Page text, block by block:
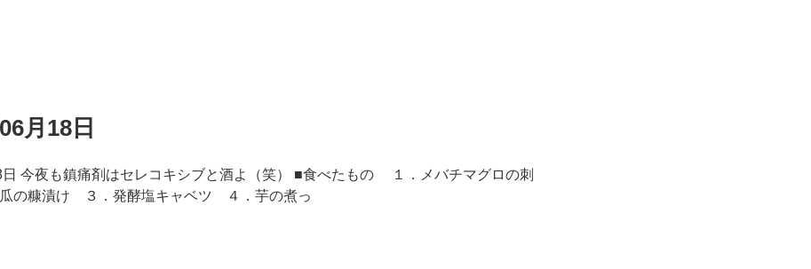
月18日
日 今夜も鎮痛剤はセレコキシブと酒よ（笑） ■食べたもの １．メバチマグロの刺
の糠漬け ３．発酵塩キャベツ ４．芋の煮っ